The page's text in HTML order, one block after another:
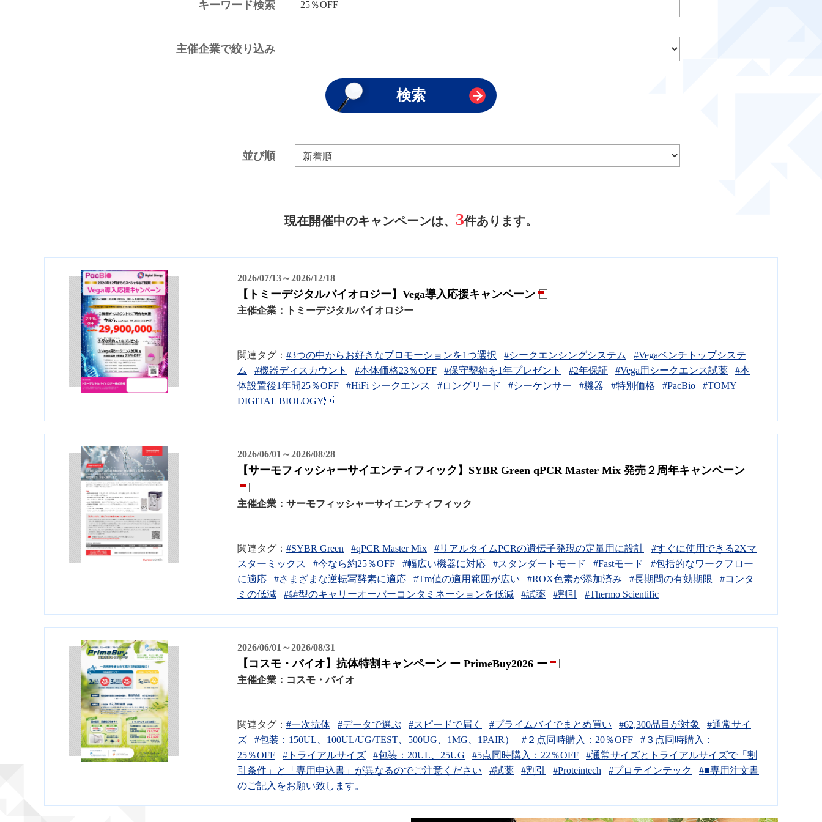
キーワード検索
主催企業で絞り込み
並び順
現在開催中のキャンペーンは、 3件あります。
2026/07/13～2026/12/18
【トミーデジタルバイオロジー】Vega導入応援キャンペーン
主催企業： トミーデジタルバイオロジー
関連タグ： #3つの中からお好きなプロモーションを1つ選択 #シークエンシングシステム
#Vegaベンチトップシステ
ム
#機器ディスカウント #本体価格23％OFF #保守契約を1年プレゼント #2年保証 #Vega用シークエンス試薬
#本
体設置後1年間25％OFF
#HiFi シークエンス #ロングリード #シーケンサー #機器 #特別価格 #PacBio
#TOMY
DIGITAL BIOLOGY
2026/06/01～2026/08/28
【サーモフィッシャーサイエンティフィック】SYBR Green qPCR Master Mix 発売２周年キャンペーン
主催企業： サーモフィッシャーサイエンティフィック
関連タグ： #SYBR Green #qPCR Master Mix #リアルタイムPCRの遺伝子発現の定量用に設計
#すぐに使用できる2Xマ
スターミックス
#今なら約25％OFF #幅広い機器に対応 #スタンダートモード #Fastモード
#包括的なワークフロー
に適応
#さまざまな逆転写酵素に適応 #Tm値の適用範囲が広い #ROX色素が添加済み #長期間の有効期限
#コンタ
ミの低減
#鋳型のキャリーオーバーコンタミネーションを低減 #試薬 #割引 #Thermo Scientific
2026/06/01～2026/08/31
【コスモ・バイオ】抗体特割キャンペーン ー PrimeBuy2026 ー
主催企業： コスモ・バイオ
関連タグ： #一次抗体 #データで選ぶ #スピードで届く #プライムバイでまとめ買い #62,300品目が対象
#通常サイ
ズ
#包装：150UL、100UL/UG/TEST、500UG、1MG、1PAIR） #２点同時購入：20％OFF
#３点同時購入：
25％OFF
#トライアルサイズ #包装：20UL、25UG #5点同時購入：22％OFF
#通常サイズとトライアルサイズで「割
引条件」と「専用申込書」が異なるのでご注意ください
#試薬 #割引 #Proteintech #プロテインテック
#■専用注文書
のご記入をお願い致します。